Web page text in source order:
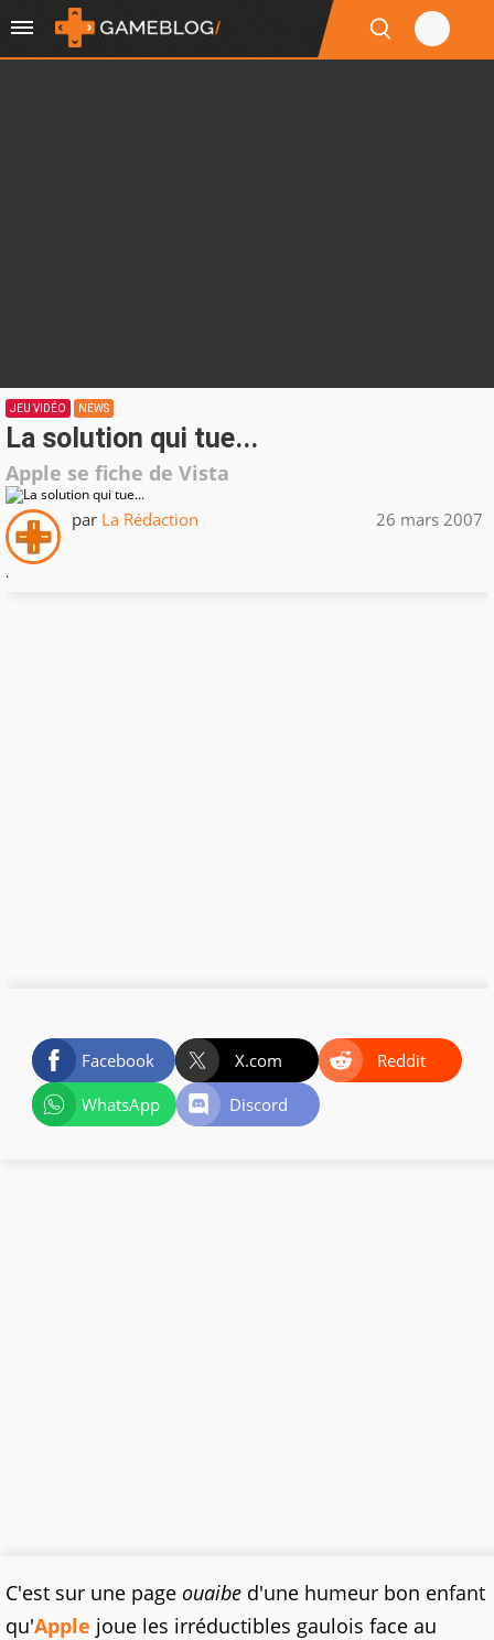
JEU VIDÉO NEWS
La solution qui tue...
Apple se fiche de Vista
par La Rédaction 26 mars 2007
.
Facebook X.com
Reddit
WhatsApp
Discord
C'est sur une page ouaibe d'une humeur bon enfant
qu'Apple joue les irréductibles gaulois face au